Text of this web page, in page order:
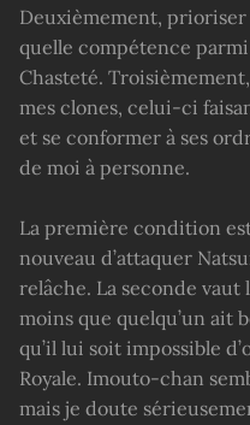
Deuxièmement, prioriser
quelle compétence
Chasteté.
mes clones, celui-ci
et se conformer à ses
de moi à personne.
La première condition
nouveau d’attaquer
relâche. La seconde vaut
moins que quelqu’un ait
qu’il lui soit impossible
Royale. Imouto-chan
mais je doute